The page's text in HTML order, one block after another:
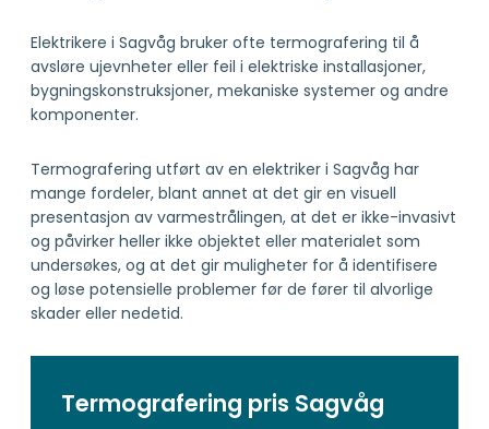
Elektrikere i Sagvåg bruker ofte termografering til å
avsløre ujevnheter eller feil i elektriske installasjoner,
bygningskonstruksjoner, mekaniske systemer og andre
komponenter.
Termografering utført av en elektriker i Sagvåg har
mange fordeler, blant annet at det gir en visuell
presentasjon av varmestrålingen, at det er ikke-invasivt
og påvirker heller ikke objektet eller materialet som
undersøkes, og at det gir muligheter for å identifisere
og løse potensielle problemer før de fører til alvorlige
skader eller nedetid.
Termografering pris Sagvåg